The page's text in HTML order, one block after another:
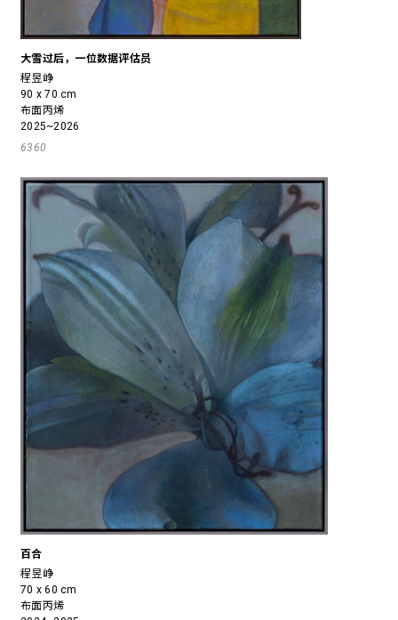
大雪过后，一位数据评估员
程昱峥
90 x 70 cm
布面丙烯
2025~2026
6360
百合
程昱峥
70 x 60 cm
布面丙烯